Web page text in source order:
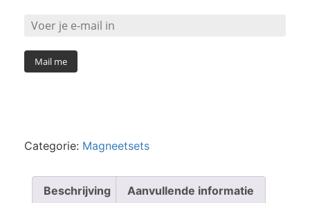
Mail me
Categorie: Magneetsets
Beschrijving Aanvullende informatie